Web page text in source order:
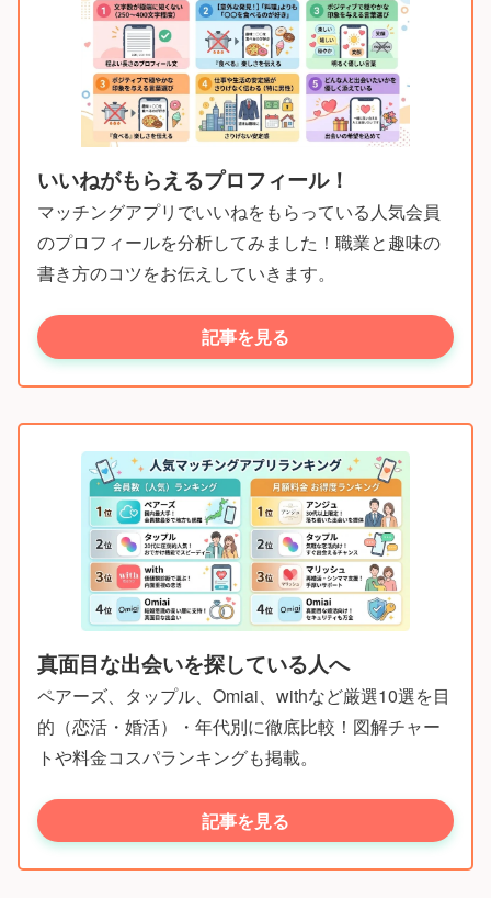
いいねがもらえるプロフィール！
マッチングアプリでいいねをもらっている人気会員
のプロフィールを分析してみました！職業と趣味の
書き方のコツをお伝えしていきます。
記事を見る
真面目な出会いを探している人へ
ペアーズ、タップル、Omiai、withなど厳選10選を目
的（恋活・婚活）・年代別に徹底比較！図解チャー
トや料金コスパランキングも掲載。
記事を見る